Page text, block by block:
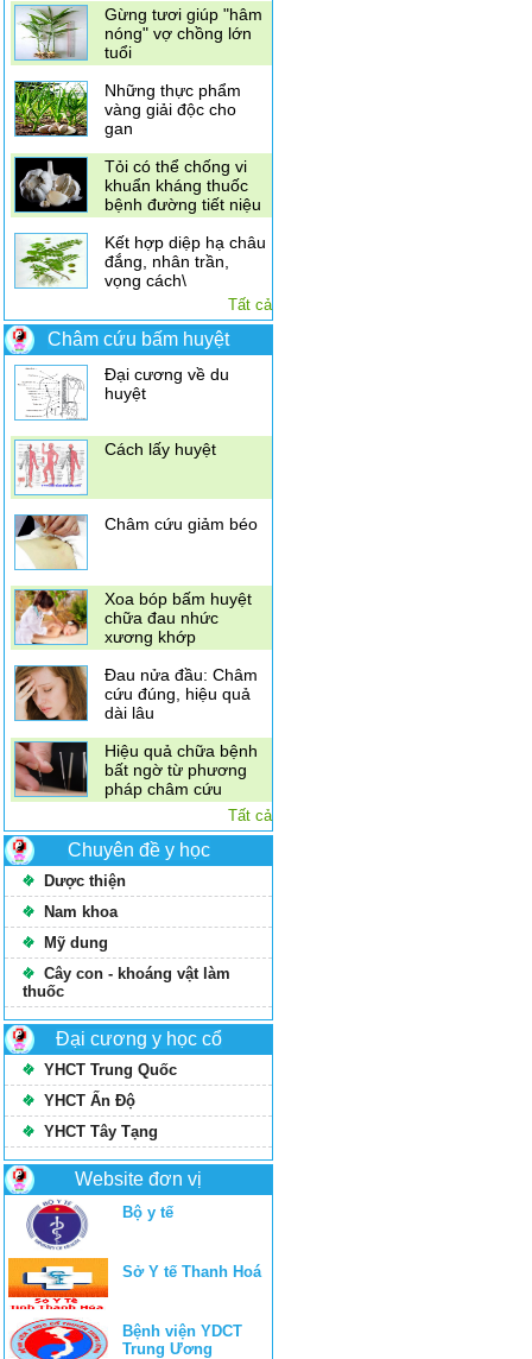
Gừng tươi giúp "hâm
nóng" vợ chồng lớn
tuổi
Những thực phẩm
vàng giải độc cho
gan
Tỏi có thể chống vi
khuẩn kháng thuốc
bệnh đường tiết niệu
Kết hợp diệp hạ châu
đắng, nhân trần,
vọng cách\
Tất cả
Châm cứu bấm huyệt
Điều trị đau vai gáy
bằng xoa bóp bấm
huyệt
Đại cương về du
huyệt
Cách lấy huyệt
Châm cứu giảm béo
Xoa bóp bấm huyệt
chữa đau nhức
xương khớp
Đau nửa đầu: Châm
cứu đúng, hiệu quả
dài lâu
Hiệu quả chữa bệnh
bất ngờ từ phương
pháp châm cứu
Tất cả
Chuyên đề y học
Dược thiện
Nam khoa
Mỹ dung
Cây con - khoáng vật làm
thuốc
Đại cương y học cổ
YHCT Trung Quốc
YHCT Ấn Độ
YHCT Tây Tạng
Website đơn vị
Bộ y tế
Sở Y tế Thanh Hoá
Bệnh viện YDCT
Trung Ương